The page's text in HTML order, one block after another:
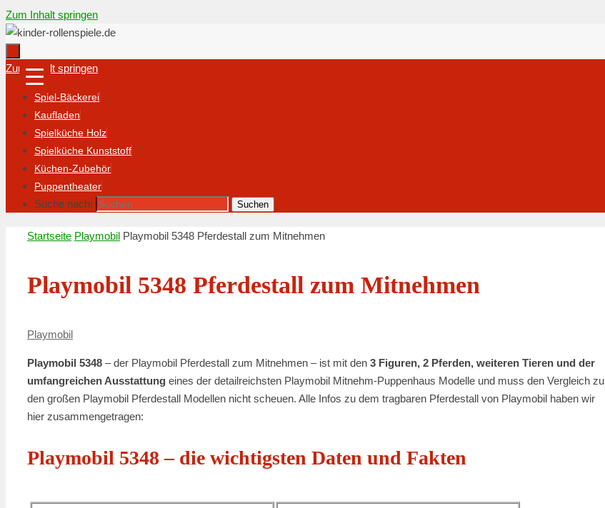
Zum Inhalt springen
Zum Inhalt springen
Spiel-Bäckerei
Kaufladen
Spielküche Holz
Spielküche Kunststoff
Küchen-Zubehör
Puppentheater
Suche nach: Suchen
Startseite Playmobil Playmobil 5348 Pferdestall zum Mitnehmen
Playmobil 5348 Pferdestall zum Mitnehmen
Playmobil
Playmobil 5348 – der Playmobil Pferdestall zum Mitnehmen – ist mit den 3 Figuren, 2 Pferden, weiteren Tieren und der
umfangreichen Ausstattung eines der detailreichsten Playmobil Mitnehm-Puppenhaus Modelle und muss den Vergleich zu
den großen Playmobil Pferdestall Modellen nicht scheuen. Alle Infos zu dem tragbaren Pferdestall von Playmobil haben wir
hier zusammengetragen:
Playmobil 5348 – die wichtigsten Daten und Fakten